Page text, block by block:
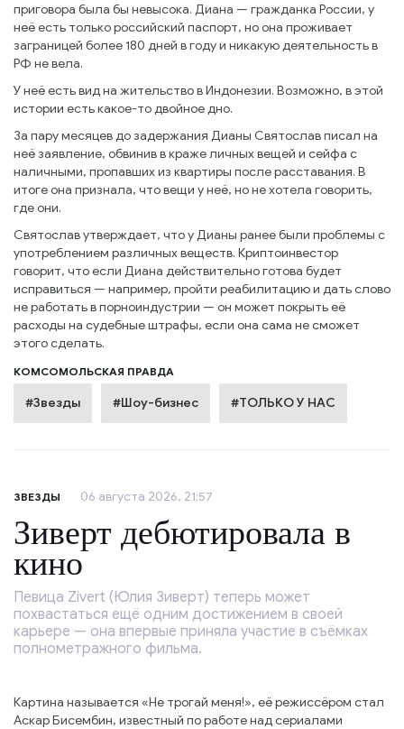
приговора была бы невысока. Диана — гражданка России, у
неё есть только российский паспорт, но она проживает
заграницей более 180 дней в году и никакую деятельность в
РФ не вела.
У неё есть вид на жительство в Индонезии. Возможно, в этой
истории есть какое-то двойное дно.
За пару месяцев до задержания Дианы Святослав писал на
неё заявление, обвинив в краже личных вещей и сейфа с
наличными, пропавших из квартиры после расставания. В
итоге она признала, что вещи у неё, но не хотела говорить,
где они.
Святослав утверждает, что у Дианы ранее были проблемы с
употреблением различных веществ. Криптоинвестор
говорит, что если Диана действительно готова будет
исправиться — например, пройти реабилитацию и дать слово
не работать в порноиндустрии — он может покрыть её
расходы на судебные штрафы, если она сама не сможет
этого сделать.
КОМСОМОЛЬСКАЯ ПРАВДА
#Звезды #Шоу-бизнес #ТОЛЬКО У НАС
ЗВЕЗДЫ 06 августа 2026, 21:57
Зиверт дебютировала в
кино
Певица Zivert (Юлия Зиверт) теперь может
похвастаться ещё одним достижением в своей
карьере — она впервые приняла участие в съёмках
полнометражного фильма.
Картина называется «Не трогай меня!», её режиссёром стал
Аскар Бисембин, известный по работе над сериалами